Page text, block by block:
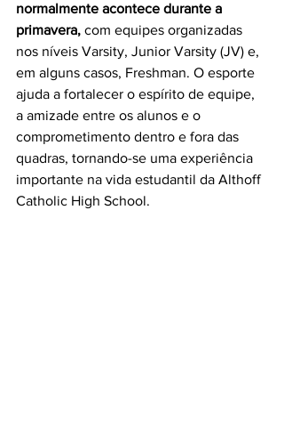
normalmente acontece durante a
primavera, com equipes organizadas
nos níveis Varsity, Junior Varsity (JV) e,
em alguns casos, Freshman. O esporte
ajuda a fortalecer o espírito de equipe,
a amizade entre os alunos e o
comprometimento dentro e fora das
quadras, tornando-se uma experiência
importante na vida estudantil da Althoff
Catholic High School.